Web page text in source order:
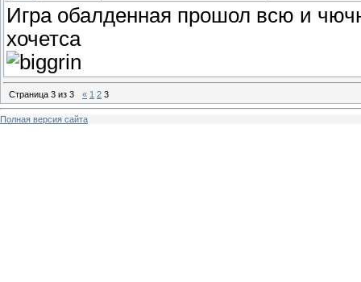
Игра обалденная прошол всю и
хочетса
Страница 3 из 3 « 1 2 3
Полная версия сайта